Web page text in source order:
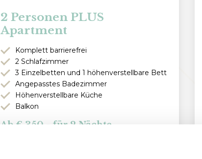
2 Personen PLUS
Apartment
Komplett barrierefrei
2 Schlafzimmer
3 Einzelbetten und 1 höhenverstellbare Bett
Angepasstes Badezimmer
Höhenverstellbare Küche
Balkon
350,- für 2 Nächte